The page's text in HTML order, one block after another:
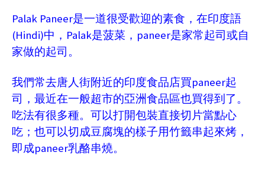
Palak Paneer是一道很受歡迎的素食，在印度語
(Hindi)中， Palak是菠菜， paneer是家常起司或自
家做的起司。
我們常去唐人街附近的印度食品店買paneer起
司，最近在一般超市的亞洲食品區也買得到了。
吃法有很多種。可以打開包裝直接切片當點心
吃；也可以切成豆腐塊的樣子用竹籤串起來烤，
即成paneer乳酪串燒。